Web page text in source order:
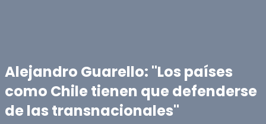
Alejandro Guarello: "Los países
como Chile tienen que defenderse
de las transnacionales"